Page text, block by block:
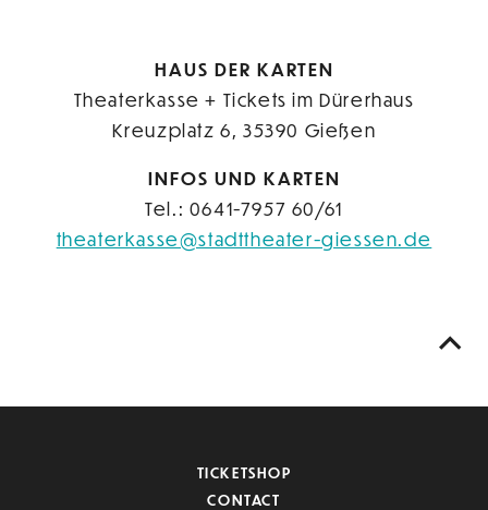
HAUS DER KARTEN
Theaterkasse + Tickets im Dürerhaus
Kreuzplatz 6, 35390 Gießen
INFOS UND KARTEN
Tel.: 0641-7957 60/61
theaterkasse@stadttheater-giessen.de
TICKETSHOP
CONTACT